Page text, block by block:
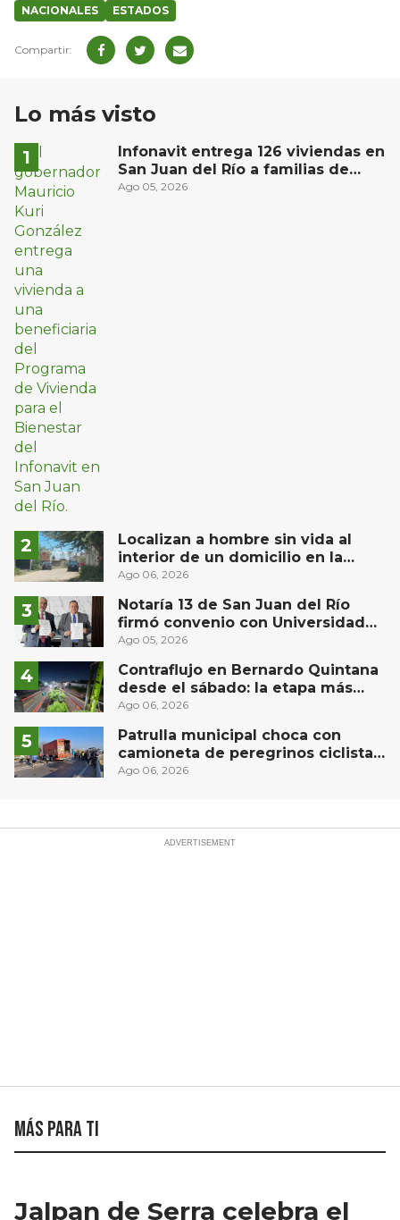
NACIONALES ESTADOS
Lo más visto
Infonavit entrega 126 viviendas en
San Juan del Río a familias de
bajos ingresos
Ago 05, 2026
Localizan a hombre sin vida al
interior de un domicilio en la
comunidad El Rodeo, San Juan del
Ago 06, 2026
Notaría 13 de San Juan del Río
firmó convenio con Universidad
Privada del Bajío para recibir
Ago 05, 2026
Contraflujo en Bernardo Quintana
desde el sábado: la etapa más
compleja del operativo vial
Ago 06, 2026
Patrulla municipal choca con
camioneta de peregrinos ciclistas
en la autopista México-Querétaro
Ago 06, 2026
Más para ti
Jalpan de Serra celebra el